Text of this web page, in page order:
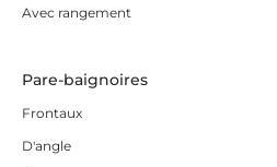
Avec rangement
Pare-baignoires
Frontaux
D'angle